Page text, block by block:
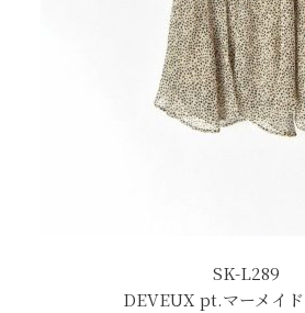
SK-L289
DEVEUX pt.マーメイド